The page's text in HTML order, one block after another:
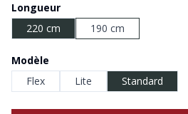
Longueur
220 cm
190 cm
Modèle
Flex
Lite Standard